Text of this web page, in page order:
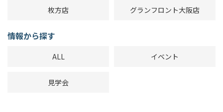
枚方店 グランフロント大阪店
情報から探す
ALL イベント
見学会